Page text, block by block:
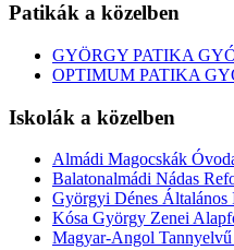
Patikák a közelben
GYÖRGY PATIKA
OPTIMUM PATIKA
Iskolák a közelben
Almádi Magocskák
Balatonalmádi Nádas
Györgyi Dénes Általános
Kósa György Zenei
Magyar-Angol